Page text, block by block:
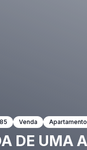
Venda
DE UMA